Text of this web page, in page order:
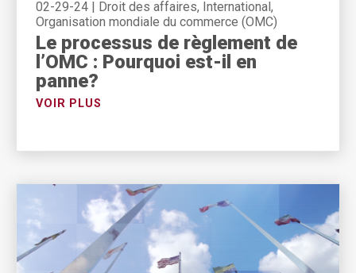
02-29-24
Droit des affaires, International,
Organisation mondiale du commerce (OMC)
Le processus de règlement de
l’OMC : Pourquoi est-il en
panne?
VOIR PLUS